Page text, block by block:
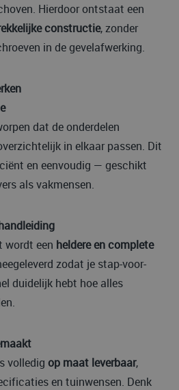
Hierdoor ontstaat een
constructie, zonder
in de gevelafwerking.
dat de onderdelen
in elkaar passen. Dit
en eenvoudig — geschikt
als vakmensen.
wordt een heldere en complete
zodat je stap-voor-
duidelijk hebt hoe alles
volledig op maat leverbaar,
en tuinwensen. Denk